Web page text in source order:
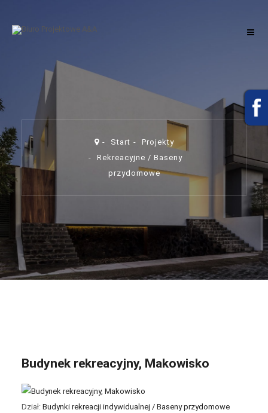
Start
Projekty
Rekreacyjne / Baseny
przydomowe
Budynek rekreacyjny, Makowisko
Dział: Budynki rekreacji indywidualnej / Baseny przydomowe